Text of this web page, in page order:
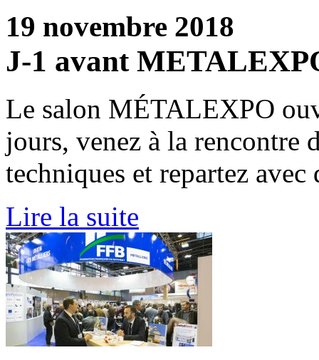
19 novembre 2018
J-1 avant
Le salon MÉTALEXPO
jours, venez à la rencontre
techniques et repartez
Lire la suite